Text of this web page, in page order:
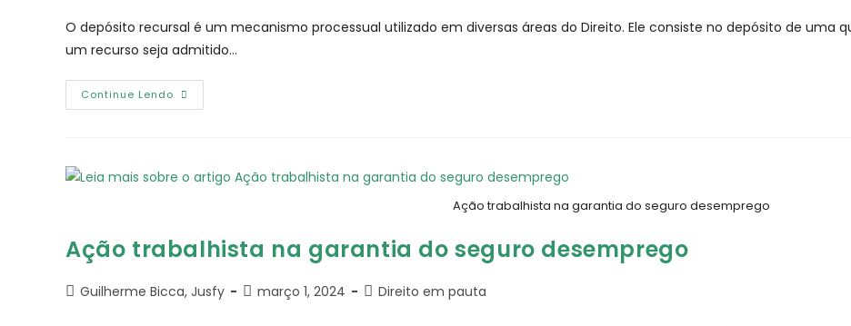
O depósito recursal é um mecanismo processual utilizado em diversas áreas do Direito. Ele consiste no depósito de uma
um recurso seja admitido…
Continue Lendo
Ação trabalhista na garantia do seguro desemprego
Ação trabalhista na garantia do seguro desemprego
Guilherme Bicca, Jusfy março 1, 2024 Direito em pauta